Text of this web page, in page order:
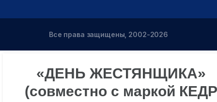
Все права защищены, 2002-2026